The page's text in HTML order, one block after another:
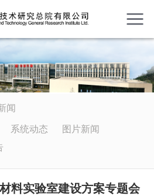
闻
系统动态
图片新闻
料实验室建设方案专题会